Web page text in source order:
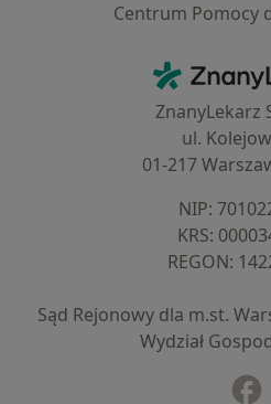
Centrum Pomocy
ZnanyLekarz
ul.
01-217
NIP:
KRS:
REGON:
Sąd Rejonowy dla m.st.
Wydział